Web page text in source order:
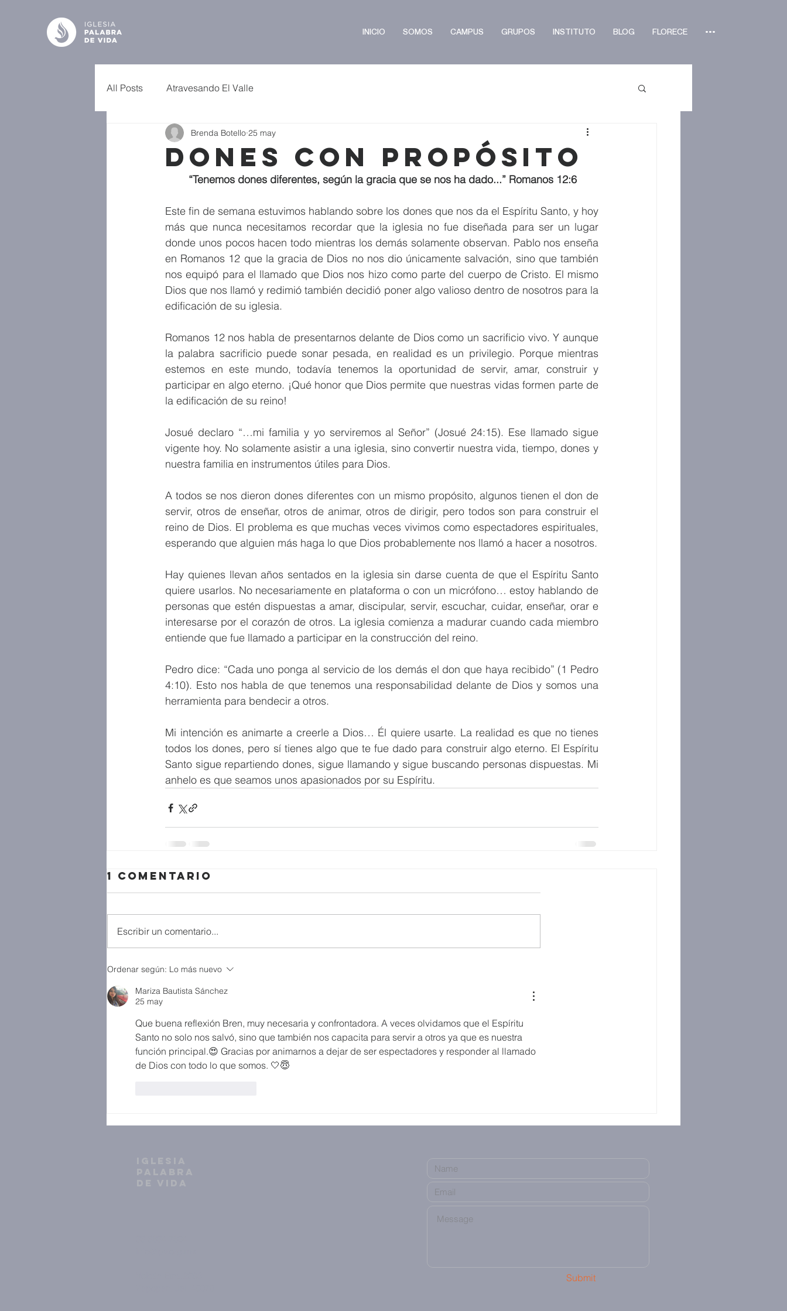
INICIO SOMOS CAMPUS GRUPOS INSTITUTO BLOG FLORECE •••
All Posts Atravesando El Valle
Dones con Propósito
Brenda Botello 25 may
“Tenemos dones diferentes, según la gracia que se nos ha dado...” Romanos 12:6
Este fin de semana estuvimos hablando sobre los dones que nos da el Espíritu Santo, y hoy
más que nunca necesitamos recordar que la iglesia no fue diseñada para ser un lugar
donde unos pocos hacen todo mientras los demás solamente observan. Pablo nos enseña
en Romanos 12 que la gracia de Dios no nos dio únicamente salvación, sino que también
nos equipó para el llamado que Dios nos hizo como parte del cuerpo de Cristo. El mismo
Dios que nos llamó y redimió también decidió poner algo valioso dentro de nosotros para la
edificación de su iglesia.
Romanos 12 nos habla de presentarnos delante de Dios como un sacrificio vivo. Y aunque
la palabra sacrificio puede sonar pesada, en realidad es un privilegio. Porque mientras
estemos en este mundo, todavía tenemos la oportunidad de servir, amar, construir y
participar en algo eterno. ¡Qué honor que Dios permite que nuestras vidas formen parte de
la edificación de su reino!
Josué declaro “…mi familia y yo serviremos al Señor” (Josué 24:15). Ese llamado sigue
vigente hoy. No solamente asistir a una iglesia, sino convertir nuestra vida, tiempo, dones y
nuestra familia en instrumentos útiles para Dios.
A todos se nos dieron dones diferentes con un mismo propósito, algunos tienen el don de
servir, otros de enseñar, otros de animar, otros de dirigir, pero todos son para construir el
reino de Dios. El problema es que muchas veces vivimos como espectadores espirituales,
esperando que alguien más haga lo que Dios probablemente nos llamó a hacer a nosotros.
Hay quienes llevan años sentados en la iglesia sin darse cuenta de que el Espíritu Santo
quiere usarlos. No necesariamente en plataforma o con un micrófono… estoy hablando de
personas que estén dispuestas a amar, discipular, servir, escuchar, cuidar, enseñar, orar e
interesarse por el corazón de otros. La iglesia comienza a madurar cuando cada miembro
entiende que fue llamado a participar en la construcción del reino.
Pedro dice: “Cada uno ponga al servicio de los demás el don que haya recibido” (1 Pedro
4:10). Esto nos habla de que tenemos una responsabilidad delante de Dios y somos una
herramienta para bendecir a otros.
Mi intención es animarte a creerle a Dios… Él quiere usarte. La realidad es que no tienes
todos los dones, pero sí tienes algo que te fue dado para construir algo eterno. El Espíritu
Santo sigue repartiendo dones, sigue llamando y sigue buscando personas dispuestas. Mi
anhelo es que seamos unos apasionados por su Espíritu.
1 comentario
Escribir un comentario...
Ordenar según: Lo más nuevo
Mariza Bautista Sánchez
25 may
Que buena reflexión Bren, muy necesaria y confrontadora. A veces olvidamos que el Espíritu
Santo no solo nos salvó, sino que también nos capacita para servir a otros ya que es nuestra
función principal.😍 Gracias por animarnos a dejar de ser espectadores y responder al llamado
de Dios con todo lo que somos. 🤍😇
Submit